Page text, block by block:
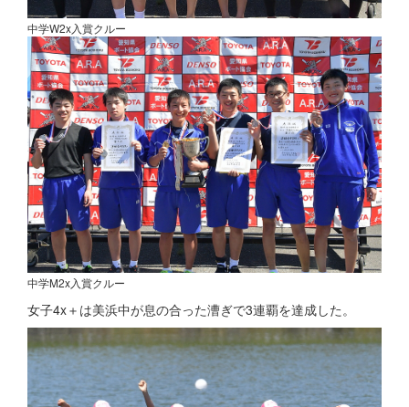
中学W2x入賞クルー
中学M2x入賞クルー
女子4x＋は美浜中が息の合った漕ぎで3連覇を達成した。